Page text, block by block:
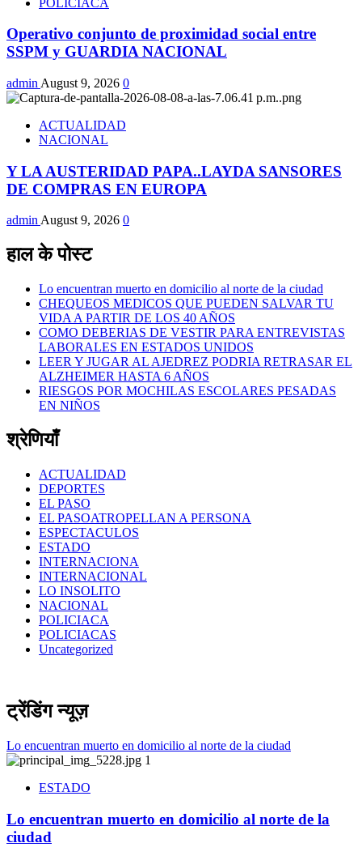
Operativo conjunto de proximidad social entre
SSPM y GUARDIA NACIONAL
admin August 9, 2026 0
ACTUALIDAD
NACIONAL
Y LA AUSTERIDAD PAPA..LAYDA SANSORES
DE COMPRAS EN EUROPA
adminAugust 9, 2026 0
हाल के पोस्ट
Lo encuentran muerto en domicilio al norte de la ciudad
CHEQUEOS MEDICOS QUE PUEDEN SALVAR TU
VIDA A PARTIR DE LOS 40 AÑOS
COMO DEBERIAS DE VESTIR PARA ENTREVISTAS
LABORALES EN ESTADOS UNIDOS
LEER Y JUGAR AL AJEDREZ PODRIA RETRASAR EL
ALZHEIMER HASTA 6 AÑOS
RIESGOS POR MOCHILAS ESCOLARES PESADAS
EN NIÑOS
श्रेणियाँ
ACTUALIDAD
DEPORTES
EL PASO
EL PASOATROPELLAN A PERSONA
ESPECTACULOS
ESTADO
INTERNACIONA
INTERNACIONAL
LO INSOLITO
NACIONAL
POLICIACA
POLICIACAS
Uncategorized
ट्रेंडिंग न्यूज़
Lo encuentran muerto en domicilio al norte de la ciudad
1
ESTADO
Lo encuentran muerto en domicilio al norte de la
ciudad